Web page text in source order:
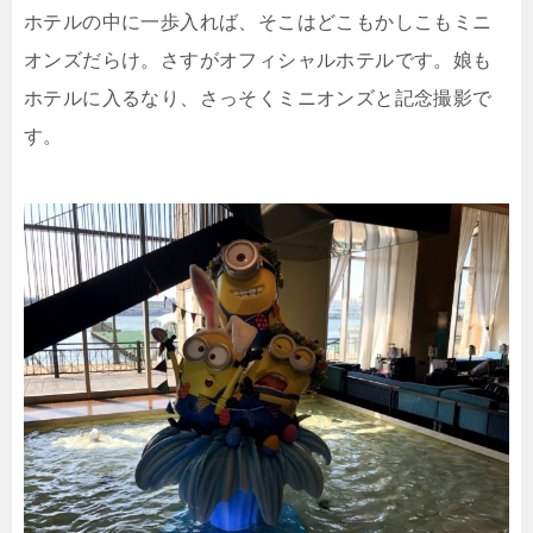
ホテルの中に一歩入れば、そこはどこもかしこもミニ
オンズだらけ。さすがオフィシャルホテルです。娘も
ホテルに入るなり、さっそくミニオンズと記念撮影で
す。